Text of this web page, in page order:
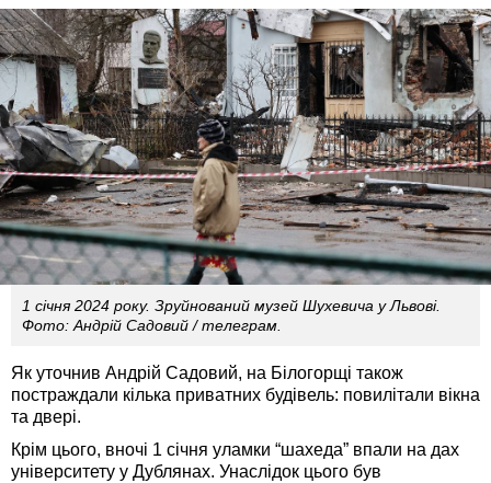
1 січня 2024 року. Зруйнований музей Шухевича у Львові.
Фото: Андрій Садовий / телеграм.
Як уточнив Андрій Садовий, на Білогорщі також
постраждали кілька приватних будівель: повилітали вікна
та двері.
Крім цього, вночі 1 січня уламки “шахеда” впали на дах
університету у Дублянах. Унаслідок цього був